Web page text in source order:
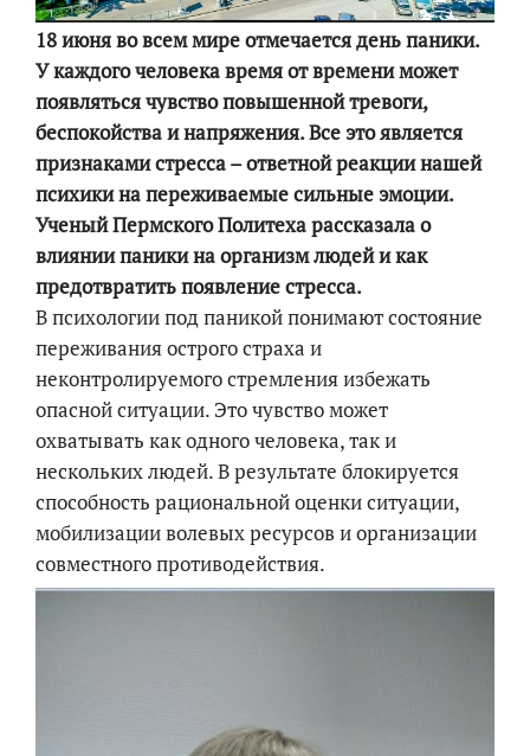
18 июня во всем мире отмечается день паники.
У каждого человека время от времени может
появляться чувство повышенной тревоги,
беспокойства и напряжения. Все это является
признаками стресса – ответной реакции нашей
психики на переживаемые сильные эмоции.
Ученый Пермского Политеха рассказала о
влиянии паники на организм людей и как
предотвратить появление стресса.
В психологии под паникой понимают состояние
переживания острого страха и
неконтролируемого стремления избежать
опасной ситуации. Это чувство может
охватывать как одного человека, так и
нескольких людей. В результате блокируется
способность рациональной оценки ситуации,
мобилизации волевых ресурсов и организации
совместного противодействия.